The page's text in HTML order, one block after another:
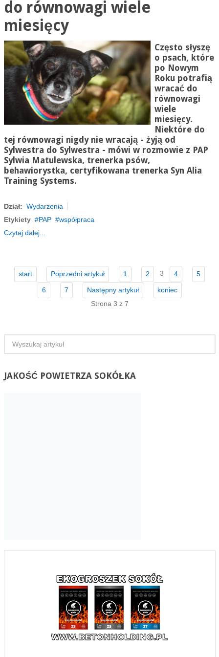
do równowagi wiele
miesięcy
Często słyszę
o psach, które
po Nowym
Roku potrafią
wracać do
równowagi
wiele
miesięcy.
Niektóre do
tej równowagi nigdy nie wracają - żyją od
Sylwestra do Sylwestra - mówi w rozmowie z PAP
Sylwia Matulewska, trenerka psów,
behawiorystka, certyfikowana trenerka Syn Alia
Training Systems.
Dział: Wydarzenia
Etykiety
PAP
współpraca
Czytaj dalej...
start Poprzedni artykuł 1 2 3 4 5
6 7 Następny artykuł
koniec
Strona 3 z 7
JAKOŚĆPOWIETRZA SOKÓŁKA